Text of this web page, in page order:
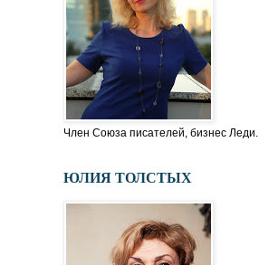
Член Союза писателей, бизнес Леди.
ЮЛИЯ ТОЛСТЫХ